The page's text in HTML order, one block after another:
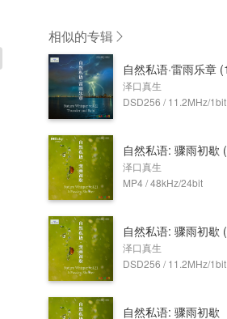
相似的专辑
泽口真生
DSD256 / 11.2MHz/1bit
泽口真生
MP4 / 48kHz/24bit
泽口真生
DSD256 / 11.2MHz/1bit
自然私语: 骤雨初歇